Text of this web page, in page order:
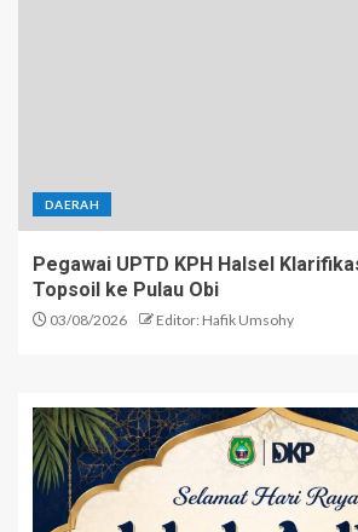
DAERAH
Pegawai UPTD KPH Halsel
Topsoil ke Pulau Obi
03/08/2026 Editor: Hafik Umsohy